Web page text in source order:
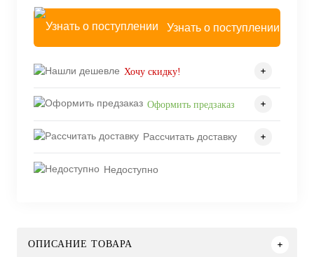
Узнать о поступлении
Хочу скидку!
Оформить предзаказ
Рассчитать доставку
Недоступно
ОПИСАНИЕ ТОВАРА